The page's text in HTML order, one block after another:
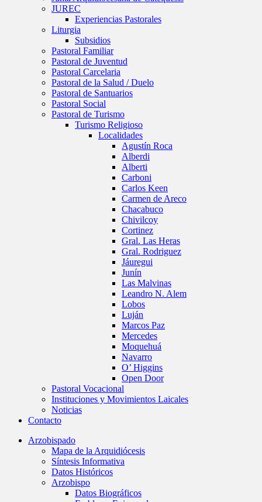
JUREC
Experiencias Pastorales
Liturgia
Subsidios
Pastoral Familiar
Pastoral de Juventud
Pastoral Carcelaria
Pastoral de la Salud / Duelo
Pastoral de Santuarios
Pastoral Social
Pastoral de Turismo
Turismo Religioso
Localidades
Agustín Roca
Alberdi
Alberti
Carboni
Carlos Keen
Carmen de Areco
Chacabuco
Chivilcoy
Cortinez
Gral. Las Heras
Gral. Rodriguez
Jáuregui
Junín
Las Malvinas
Leandro N. Alem
Lobos
Luján
Marcos Paz
Mercedes
Moquehuá
Navarro
O’ Higgins
Open Door
Pastoral Vocacional
Instituciones y Movimientos Laicales
Noticias
Contacto
Arzobispado
Mapa de la Arquidiócesis
Síntesis Informativa
Datos Históricos
Arzobispo
Datos Biográficos